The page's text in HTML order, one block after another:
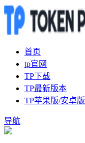
首页
tp官网
TP下载
TP最新版本
TP苹果版/安卓版
导航